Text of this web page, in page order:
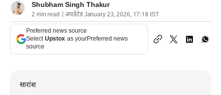
Shubham Singh Thakur
2 min read | अपडेटेड January 23, 2026, 17:18 IST
Preferred news source
Select Upstox as yourPreferred news
source
सारांश